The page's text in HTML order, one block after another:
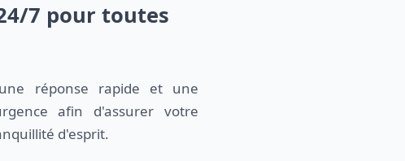
7 pour toutes
afin d'assurer votre
d'esprit.